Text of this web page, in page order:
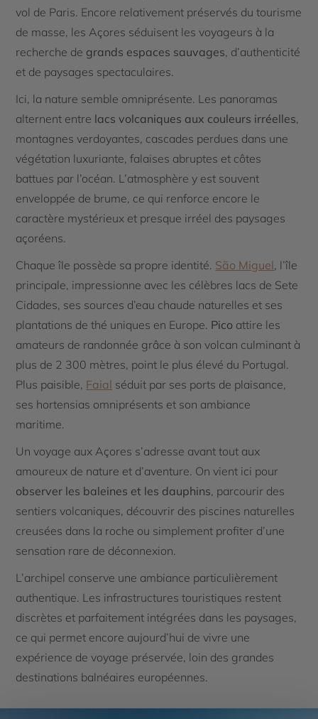
vol de Paris. Encore relativement préservés du tourisme
de masse, les Açores séduisent les voyageurs à la
recherche de grands espaces sauvages, d’authenticité
et de paysages spectaculaires.
Ici, la nature semble omniprésente. Les panoramas
alternent entre lacs volcaniques aux couleurs irréelles,
montagnes verdoyantes, cascades perdues dans une
végétation luxuriante, falaises abruptes et côtes
battues par l’océan. L’atmosphère y est souvent
enveloppée de brume, ce qui renforce encore le
caractère mystérieux et presque irréel des paysages
açoréens.
Chaque île possède sa propre identité. São Miguel, l’île
principale, impressionne avec les célèbres lacs de Sete
Cidades, ses sources d’eau chaude naturelles et ses
plantations de thé uniques en Europe. Pico attire les
amateurs de randonnée grâce à son volcan culminant à
plus de 2 300 mètres, point le plus élevé du Portugal.
Plus paisible, Faial séduit par ses ports de plaisance,
ses hortensias omniprésents et son ambiance
maritime.
Un voyage aux Açores s’adresse avant tout aux
amoureux de nature et d’aventure. On vient ici pour
observer les baleines et les dauphins, parcourir des
sentiers volcaniques, découvrir des piscines naturelles
creusées dans la roche ou simplement profiter d’une
sensation rare de déconnexion.
L’archipel conserve une ambiance particulièrement
authentique. Les infrastructures touristiques restent
discrètes et parfaitement intégrées dans les paysages,
ce qui permet encore aujourd’hui de vivre une
expérience de voyage préservée, loin des grandes
destinations balnéaires européennes.